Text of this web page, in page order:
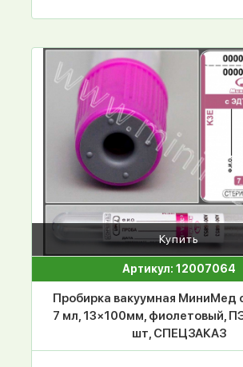
Купить
Артикул: 12007064
Пробирка вакуумная МиниМед
7 мл, 13×100мм, фиолетовый,
шт, СПЕЦЗАКАЗ